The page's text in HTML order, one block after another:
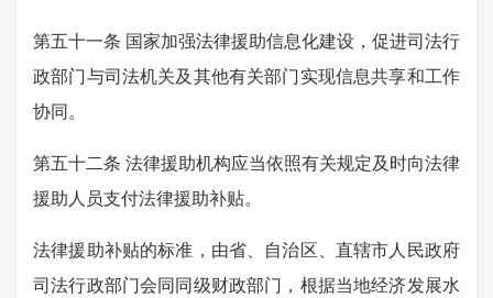
第五十一条 国家加强法律援助信息化建设，促进司法行
政部门与司法机关及其他有关部门实现信息共享和工作
协同。
第五十二条 法律援助机构应当依照有关规定及时向法律
援助人员支付法律援助补贴。
法律援助补贴的标准，由省、自治区、直辖市人民政府
司法行政部门会同同级财政部门，根据当地经济发展水